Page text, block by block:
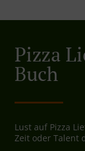
Pizza
Buch
Lust auf Pizza
Zeit oder Talent